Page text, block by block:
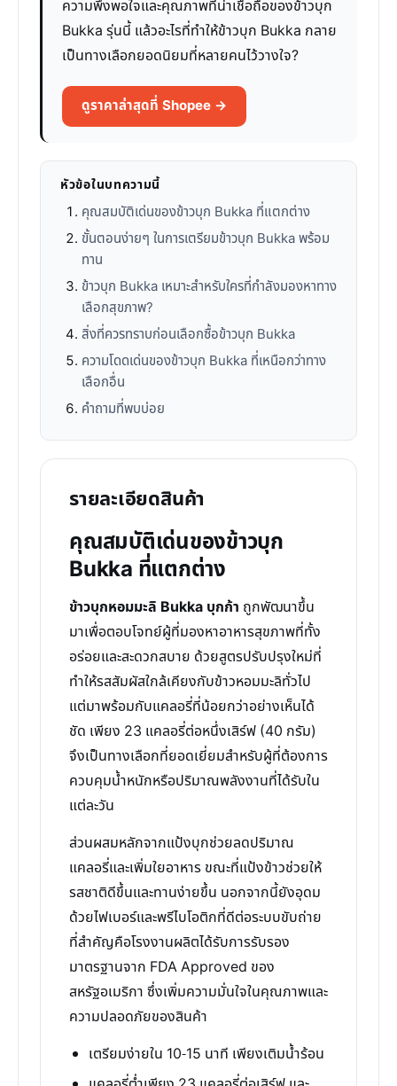
ความพึงพอใจและคุณภาพที่น่าเชื่อถือของข้าวบุก
Bukka รุ่นนี้ แล้วอะไรที่ทำให้ข้าวบุก Bukka กลาย
เป็นทางเลือกยอดนิยมที่หลายคนไว้วางใจ?
ดูราคาล่าสุดที่ Shopee →
หัวข้อในบทความนี้
คุณสมบัติเด่นของข้าวบุก Bukka ที่แตกต่าง
ขั้นตอนง่ายๆ ในการเตรียมข้าวบุก Bukka พร้อม
ทาน
ข้าวบุก Bukka เหมาะสำหรับใครที่กำลังมองหาทาง
เลือกสุขภาพ?
สิ่งที่ควรทราบก่อนเลือกซื้อข้าวบุก Bukka
ความโดดเด่นของข้าวบุก Bukka ที่เหนือกว่าทาง
เลือกอื่น
คำถามที่พบบ่อย
รายละเอียดสินค้า
คุณสมบัติเด่นของข้าวบุก
Bukka ที่แตกต่าง
ข้าวบุกหอมมะลิ Bukka บุกก้า ถูกพัฒนาขึ้น
มาเพื่อตอบโจทย์ผู้ที่มองหาอาหารสุขภาพที่ทั้ง
อร่อยและสะดวกสบาย ด้วยสูตรปรับปรุงใหม่ที่
ทำให้รสสัมผัสใกล้เคียงกับข้าวหอมมะลิทั่วไป
แต่มาพร้อมกับแคลอรี่ที่น้อยกว่าอย่างเห็นได้
ชัด เพียง 23 แคลอรี่ต่อหนึ่งเสิร์ฟ (40 กรัม)
จึงเป็นทางเลือกที่ยอดเยี่ยมสำหรับผู้ที่ต้องการ
ควบคุมน้ำหนักหรือปริมาณพลังงานที่ได้รับใน
แต่ละวัน
ส่วนผสมหลักจากแป้งบุกช่วยลดปริมาณ
แคลอรี่และเพิ่มใยอาหาร ขณะที่แป้งข้าวช่วยให้
รสชาติดีขึ้นและทานง่ายขึ้น นอกจากนี้ยังอุดม
ด้วยไฟเบอร์และพรีไบโอติกที่ดีต่อระบบขับถ่าย
ที่สำคัญคือโรงงานผลิตได้รับการรับรอง
มาตรฐานจาก FDA Approved ของ
สหรัฐอเมริกา ซึ่งเพิ่มความมั่นใจในคุณภาพและ
ความปลอดภัยของสินค้า
เตรียมง่ายใน 10-15 นาที เพียงเติมน้ำร้อน